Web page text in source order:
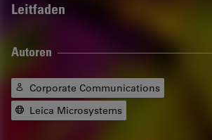
Leitfaden
Autoren
Corporate Communications
Leica Microsystems